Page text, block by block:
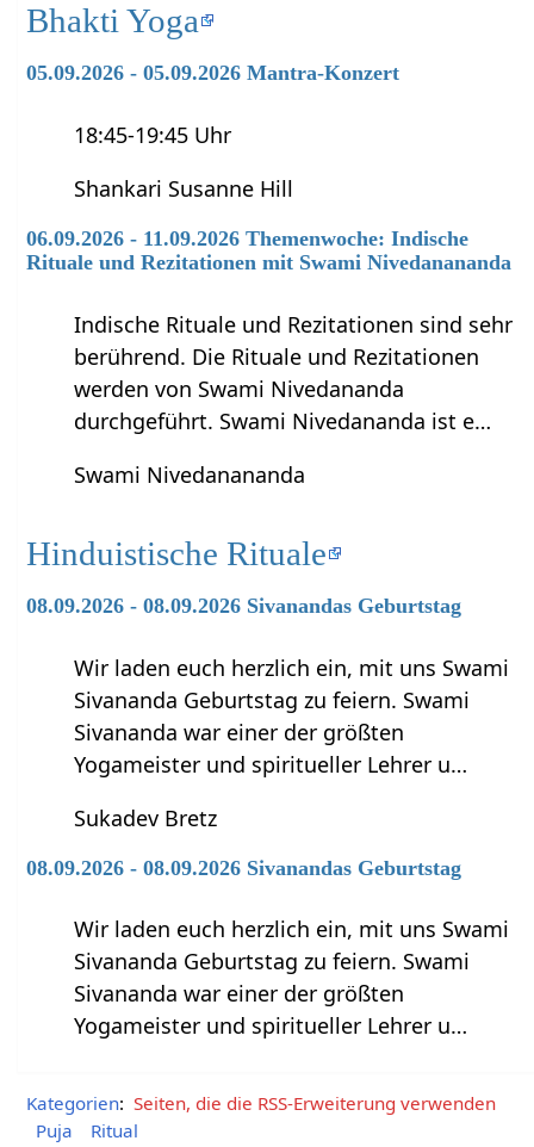
Bhakti Yoga
05.09.2026 - 05.09.2026 Mantra-Konzert
18:45-19:45 Uhr
Shankari Susanne Hill
06.09.2026 - 11.09.2026 Themenwoche: Indische
Rituale und Rezitationen mit Swami Nivedanananda
Indische Rituale und Rezitationen sind sehr
berührend. Die Rituale und Rezitationen
werden von Swami Nivedananda
durchgeführt. Swami Nivedananda ist e…
Swami Nivedanananda
Hinduistische Rituale
08.09.2026 - 08.09.2026 Sivanandas Geburtstag
Wir laden euch herzlich ein, mit uns Swami
Sivananda Geburtstag zu feiern. Swami
Sivananda war einer der größten
Yogameister und spiritueller Lehrer u…
Sukadev Bretz
08.09.2026 - 08.09.2026 Sivanandas Geburtstag
Wir laden euch herzlich ein, mit uns Swami
Sivananda Geburtstag zu feiern. Swami
Sivananda war einer der größten
Yogameister und spiritueller Lehrer u…
Kategorien: Seiten, die die RSS-Erweiterung verwenden
Puja
Ritual